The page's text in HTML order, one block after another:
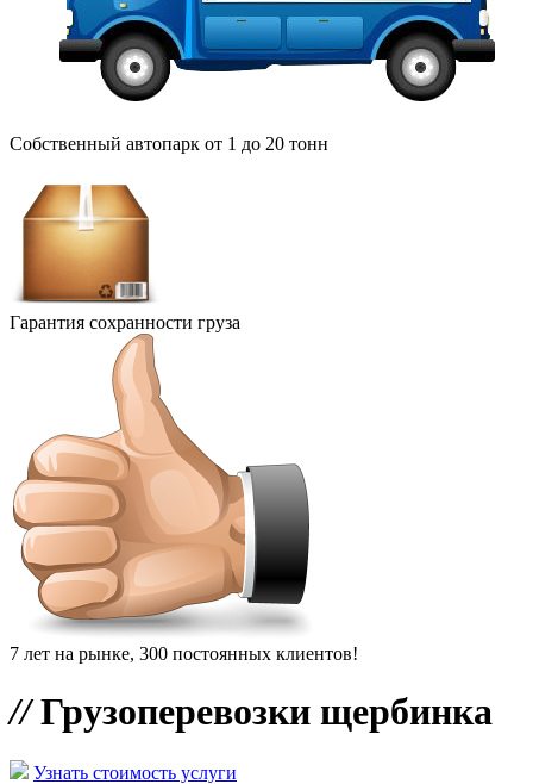
Собственный автопарк от 1 до 20 тонн
Гарантия сохранности груза
7 лет на рынке, 300 постоянных клиентов!
//Грузоперевозки щербинка
Узнать стоимость услуги